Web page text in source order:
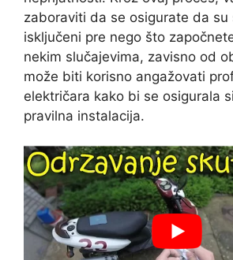
zaboraviti da se osigurate da su
isključeni pre nego što
nekim slučajevima, zavisno od
može biti korisno angažovati
električara kako bi se osigurala
pravilna instalacija.